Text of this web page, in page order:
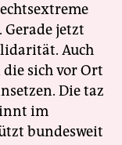
jetzt
Auch
sich vor Ort
Die taz
im
bundesweit